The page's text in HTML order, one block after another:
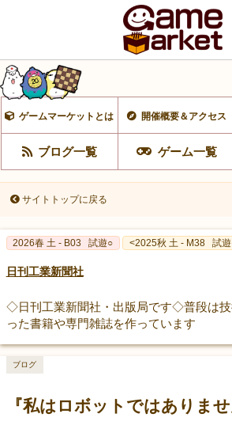
ゲームマーケットとは 開催概要＆アクセス
ブログ一覧 ゲーム一覧
サイトトップに戻る
2026春 土 - B03 試遊○ <2025秋 土 - M38 試
日刊工業新聞社
◇日刊工業新聞社・出版局です◇普段は技
った書籍や専門雑誌を作っています
『私はロボットではありま
ブログ